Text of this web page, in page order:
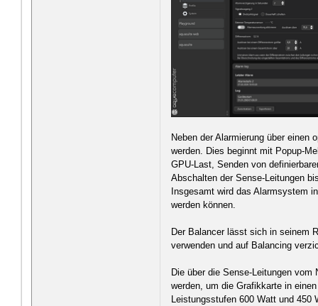
Neben der Alarmierung über
werden. Dies beginnt mit Popup-
GPU-Last, Senden von
Abschalten der Sense-Leitungen
Insgesamt wird das Alarmsystem
werden können.
Der Balancer lässt sich in seinem
verwenden und auf Balancing
Die über die Sense-Leitungen
werden, um die Grafikkarte in
Leistungsstufen 600 Watt und 450